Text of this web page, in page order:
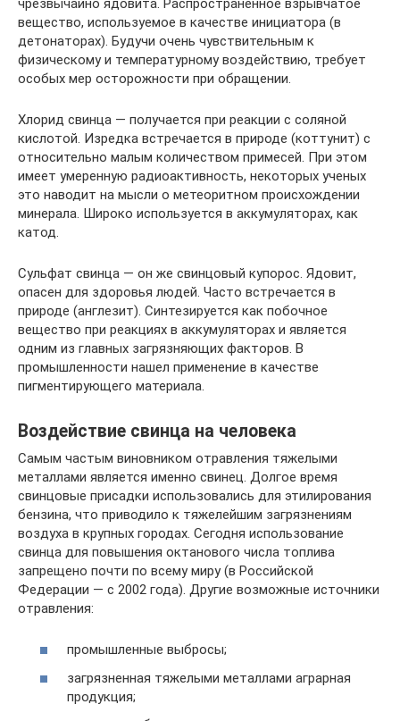
чрезвычайно ядовита. Распространенное взрывчатое
вещество, используемое в качестве инициатора (в
детонаторах). Будучи очень чувствительным к
физическому и температурному воздействию, требует
особых мер осторожности при обращении.
Хлорид свинца — получается при реакции с соляной
кислотой. Изредка встречается в природе (коттунит) с
относительно малым количеством примесей. При этом
имеет умеренную радиоактивность, некоторых ученых
это наводит на мысли о метеоритном происхождении
минерала. Широко используется в аккумуляторах, как
катод.
Сульфат свинца — он же свинцовый купорос. Ядовит,
опасен для здоровья людей. Часто встречается в
природе (англезит). Синтезируется как побочное
вещество при реакциях в аккумуляторах и является
одним из главных загрязняющих факторов. В
промышленности нашел применение в качестве
пигментирующего материала.
Воздействие свинца на человека
Самым частым виновником отравления тяжелыми
металлами является именно свинец. Долгое время
свинцовые присадки использовались для этилирования
бензина, что приводило к тяжелейшим загрязнениям
воздуха в крупных городах. Сегодня использование
свинца для повышения октанового числа топлива
запрещено почти по всему миру (в Российской
Федерации — с 2002 года). Другие возможные источники
отравления:
промышленные выбросы;
загрязненная тяжелыми металлами аграрная
продукция;